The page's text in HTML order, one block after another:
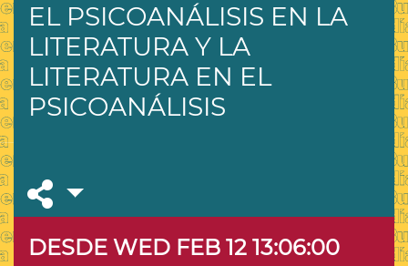
EL PSICOANÁLISIS EN LA
LITERATURA Y LA
LITERATURA EN EL
PSICOANÁLISIS
DESDE WED FEB 12 13:06:00